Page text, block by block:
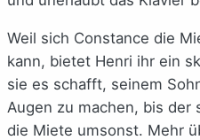
Weil sich Constance die
kann, bietet Henri ihr ein
sie es schafft, seinem
Augen zu machen, bis der
die Miete umsonst. Mehr